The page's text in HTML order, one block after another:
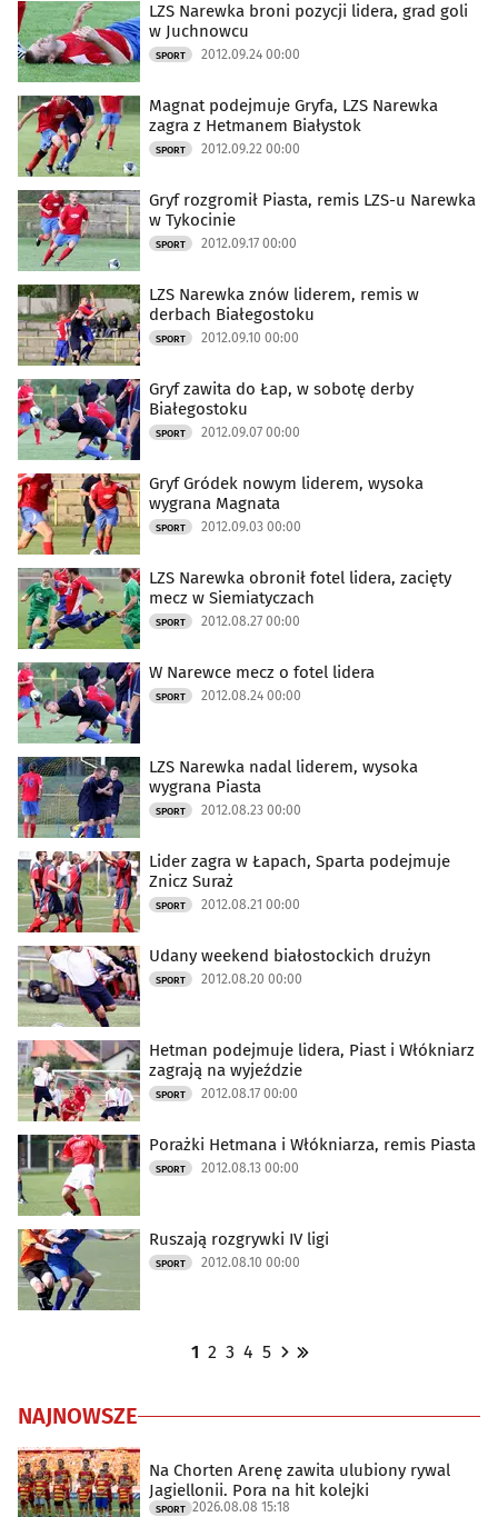
LZS Narewka broni pozycji lidera, grad goli
w Juchnowcu
SPORT 2012.09.24 00:00
Magnat podejmuje Gryfa, LZS Narewka
zagra z Hetmanem Białystok
SPORT 2012.09.22 00:00
Gryf rozgromił Piasta, remis LZS-u Narewka
w Tykocinie
SPORT 2012.09.17 00:00
LZS Narewka znów liderem, remis w
derbach Białegostoku
SPORT 2012.09.10 00:00
Gryf zawita do Łap, w sobotę derby
Białegostoku
SPORT 2012.09.07 00:00
Gryf Gródek nowym liderem, wysoka
wygrana Magnata
SPORT 2012.09.03 00:00
LZS Narewka obronił fotel lidera, zacięty
mecz w Siemiatyczach
SPORT 2012.08.27 00:00
W Narewce mecz o fotel lidera
SPORT 2012.08.24 00:00
LZS Narewka nadal liderem, wysoka
wygrana Piasta
SPORT 2012.08.23 00:00
Lider zagra w Łapach, Sparta podejmuje
Znicz Suraż
SPORT 2012.08.21 00:00
Udany weekend białostockich drużyn
SPORT 2012.08.20 00:00
Hetman podejmuje lidera, Piast i Włókniarz
zagrają na wyjeździe
SPORT 2012.08.17 00:00
Porażki Hetmana i Włókniarza, remis Piasta
SPORT 2012.08.13 00:00
Ruszają rozgrywki IV ligi
SPORT 2012.08.10 00:00
1 2 3 4 5
NAJNOWSZE
Na Chorten Arenę zawita ulubiony rywal
Jagiellonii. Pora na hit kolejki
SPORT 2026.08.08 15:18